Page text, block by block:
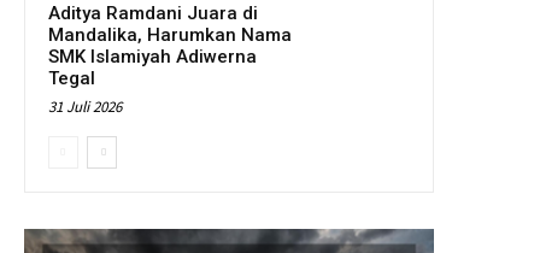
Aditya Ramdani Juara di
Mandalika, Harumkan Nama
SMK Islamiyah Adiwerna
Tegal
31 Juli 2026